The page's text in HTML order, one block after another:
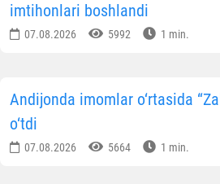
imtihonlari boshlandi
07.08.2026 5992 1 min.
Andijonda imomlar o‘rtasida
o‘tdi
07.08.2026 5664 1 min.